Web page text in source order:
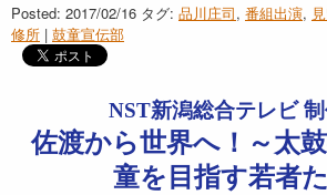
Posted: 2017/02/16 タグ: 品川庄司, 番組出演,
修所 | 鼓童宣伝部
NST新潟総合テレビ
佐渡から世界へ！～太
童を目指す若者